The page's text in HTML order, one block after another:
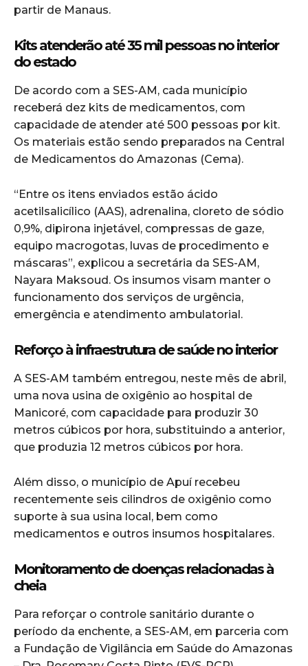
partir de Manaus.
Kits atenderão até 35 mil pessoas no interior
do estado
De acordo com a SES-AM, cada município
receberá dez kits de medicamentos, com
capacidade de atender até 500 pessoas por kit.
Os materiais estão sendo preparados na Central
de Medicamentos do Amazonas (Cema).
“Entre os itens enviados estão ácido
acetilsalicílico (AAS), adrenalina, cloreto de sódio
0,9%, dipirona injetável, compressas de gaze,
equipo macrogotas, luvas de procedimento e
máscaras”, explicou a secretária da SES-AM,
Nayara Maksoud. Os insumos visam manter o
funcionamento dos serviços de urgência,
emergência e atendimento ambulatorial.
Reforço à infraestrutura de saúde no interior
A SES-AM também entregou, neste mês de abril,
uma nova usina de oxigênio ao hospital de
Manicoré, com capacidade para produzir 30
metros cúbicos por hora, substituindo a anterior,
que produzia 12 metros cúbicos por hora.
Além disso, o município de Apuí recebeu
recentemente seis cilindros de oxigênio como
suporte à sua usina local, bem como
medicamentos e outros insumos hospitalares.
Monitoramento de doenças relacionadas à
cheia
Para reforçar o controle sanitário durante o
período da enchente, a SES-AM, em parceria com
a Fundação de Vigilância em Saúde do Amazonas